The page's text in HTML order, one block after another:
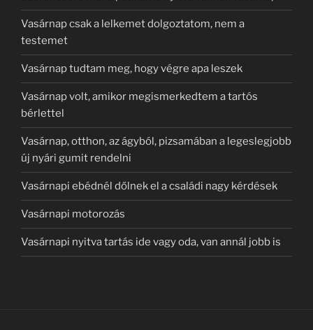
Vasárnap csak a lelkemet dolgoztatom, nem a
testemet
Vasárnap tudtam meg, hogy végre apa leszek
Vasárnap volt, amikor megismerkedtem a tartós
bérlettel
Vasárnap, otthon, az ágyból, pizsamában a legeslegjobb
új nyári gumit rendelni
Vasárnapi ebédnél dőlnek el a családi nagy kérdések
Vasárnapi motorozás
Vasárnapi nyitva tartás ide vagy oda, van annál jobb is